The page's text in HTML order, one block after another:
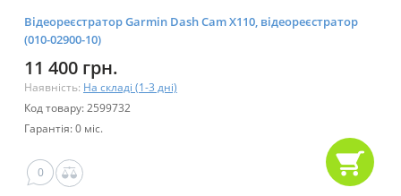
Відеореєстратор Garmin Dash Cam X110, відеореєстратор
(010-02900-10)
11 400 грн.
Наявність: На складі (1-3 дні)
Код товару: 2599732
Гарантія: 0 міс.
0